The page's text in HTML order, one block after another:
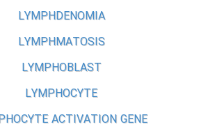
LYMPHDENOMIA
LYMPHMATOSIS
LYMPHOBLAST
LYMPHOCYTE
ACTIVATION GENE